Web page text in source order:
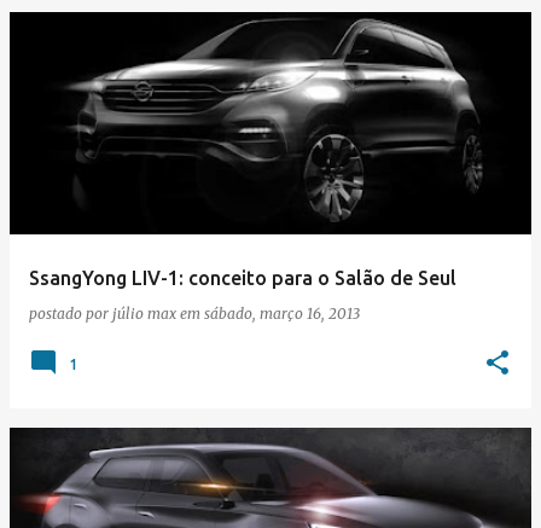
SsangYong LIV-1: conceito para o Salão de Seul
postado por júlio max em sábado, março 16, 2013
1